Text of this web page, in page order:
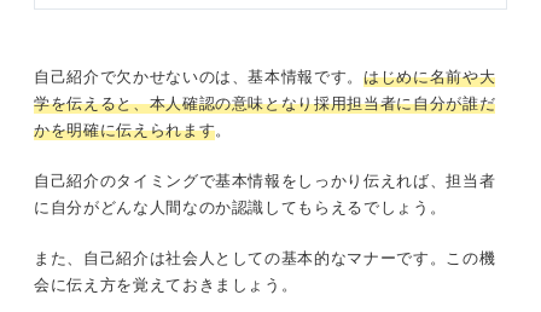
自己紹介で欠かせないのは、基本情報です。 はじめに名前や大
学を伝えると、本人確認の意味となり採用担当者に自分が誰だ
かを明確に伝えられます。
自己紹介のタイミングで基本情報をしっかり伝えれば、担当者
に自分がどんな人間なのか認識してもらえるでしょう。
また、自己紹介は社会人としての基本的なマナーです。この機
会に伝え方を覚えておきましょう。